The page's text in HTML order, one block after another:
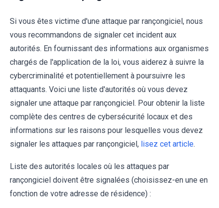
Si vous êtes victime d'une attaque par rançongiciel, nous
vous recommandons de signaler cet incident aux
autorités. En fournissant des informations aux organismes
chargés de l'application de la loi, vous aiderez à suivre la
cybercriminalité et potentiellement à poursuivre les
attaquants. Voici une liste d'autorités où vous devez
signaler une attaque par rançongiciel. Pour obtenir la liste
complète des centres de cybersécurité locaux et des
informations sur les raisons pour lesquelles vous devez
signaler les attaques par rançongiciel, lisez cet article.
Liste des autorités locales où les attaques par
rançongiciel doivent être signalées (choisissez-en une en
fonction de votre adresse de résidence) :